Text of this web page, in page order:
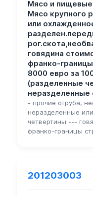
Мясо и
Мясо крупного
или
говядина
франко-
8000 евро за
(разделенные
неразделенные
- прочие отруба,
неразделенные
четвертины ---
франко-границы
201203003